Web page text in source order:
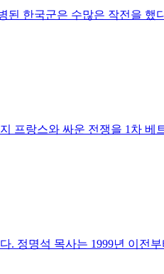
한국군은 수많은 작전을 했
프랑스와 싸운 전쟁을 1차 베
정명석 목사는 1999년 이전